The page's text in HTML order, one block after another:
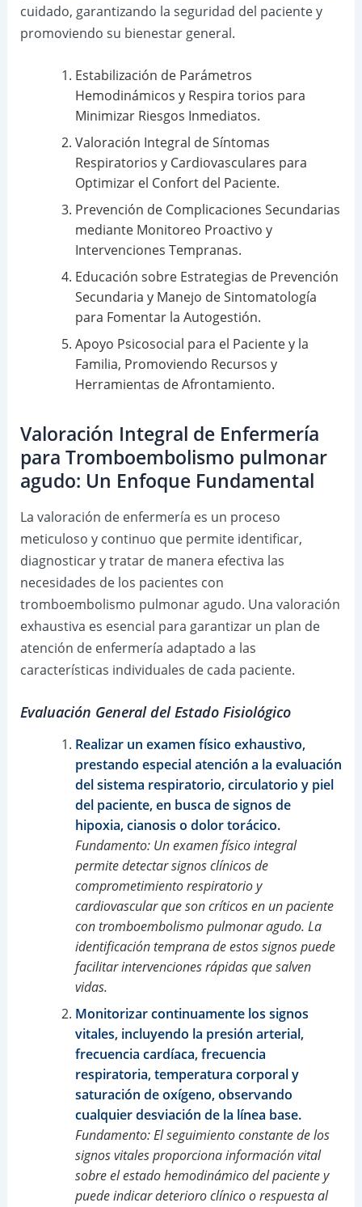
cuidado, garantizando la seguridad del paciente y
promoviendo su bienestar general.
Estabilización de Parámetros
Hemodinámicos y Respira torios para
Minimizar Riesgos Inmediatos.
Valoración Integral de Síntomas
Respiratorios y Cardiovasculares para
Optimizar el Confort del Paciente.
Prevención de Complicaciones Secundarias
mediante Monitoreo Proactivo y
Intervenciones Tempranas.
Educación sobre Estrategias de Prevención
Secundaria y Manejo de Sintomatología
para Fomentar la Autogestión.
Apoyo Psicosocial para el Paciente y la
Familia, Promoviendo Recursos y
Herramientas de Afrontamiento.
Valoración Integral de Enfermería
para Tromboembolismo pulmonar
agudo: Un Enfoque Fundamental
La valoración de enfermería es un proceso
meticuloso y continuo que permite identificar,
diagnosticar y tratar de manera efectiva las
necesidades de los pacientes con
tromboembolismo pulmonar agudo. Una valoración
exhaustiva es esencial para garantizar un plan de
atención de enfermería adaptado a las
características individuales de cada paciente.
Evaluación General del Estado Fisiológico
Realizar un examen físico exhaustivo,
prestando especial atención a la evaluación
del sistema respiratorio, circulatorio y piel
del paciente, en busca de signos de
hipoxia, cianosis o dolor torácico.
Fundamento: Un examen físico integral
permite detectar signos clínicos de
comprometimiento respiratorio y
cardiovascular que son críticos en un paciente
con tromboembolismo pulmonar agudo. La
identificación temprana de estos signos puede
facilitar intervenciones rápidas que salven
vidas.
Monitorizar continuamente los signos
vitales, incluyendo la presión arterial,
frecuencia cardíaca, frecuencia
respiratoria, temperatura corporal y
saturación de oxígeno, observando
cualquier desviación de la línea base.
Fundamento: El seguimiento constante de los
signos vitales proporciona información vital
sobre el estado hemodinámico del paciente y
puede indicar deterioro clínico o respuesta al